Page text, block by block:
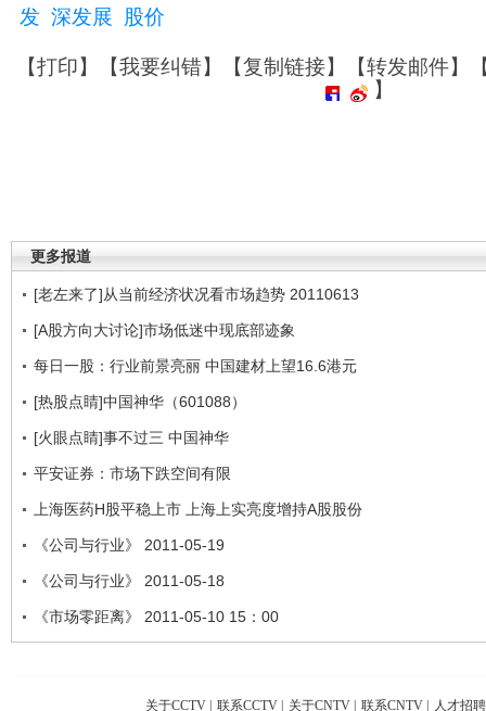
发 深发展 股价
【打印】【我要纠错】【复制链接】【转发邮件】
】
更多报道
[老左来了]从当前经济状况看市场趋势 20110613
[A股方向大讨论]市场低迷中现底部迹象
每日一股：行业前景亮丽 中国建材上望16.6港元
[热股点睛]中国神华（601088）
[火眼点睛]事不过三 中国神华
平安证券：市场下跌空间有限
上海医药H股平稳上市 上海上实亮度增持A股股份
《公司与行业》 2011-05-19
《公司与行业》 2011-05-18
《市场零距离》 2011-05-10 15：00
关于CCTV | 联系CCTV | 关于CNTV | 联系CNTV | 人才招聘